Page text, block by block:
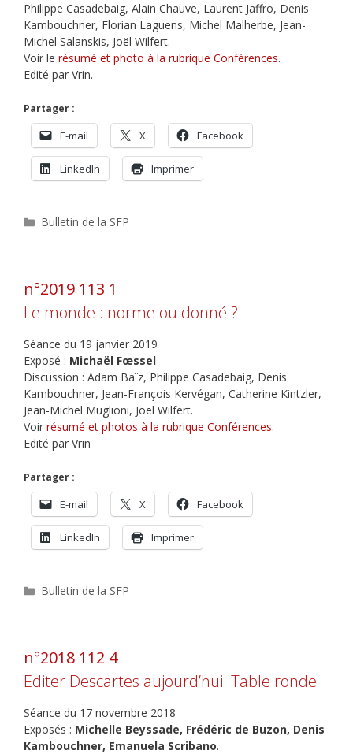
Philippe Casadebaig, Alain Chauve, Laurent Jaffro, Denis
Kambouchner, Florian Laguens, Michel Malherbe, Jean-
Michel Salanskis, Joël Wilfert.
Voir le résumé et photo à la rubrique Conférences.
Edité par Vrin.
Partager :
E-mail X Facebook
LinkedIn Imprimer
Catégories
Bulletin de la SFP
n°2019 113 1
Le monde : norme ou donné ?
Séance du 19 janvier 2019
Exposé : Michaël Fœssel
Discussion : Adam Baïz, Philippe Casadebaig, Denis
Kambouchner, Jean-François Kervégan, Catherine Kintzler,
Jean-Michel Muglioni, Joël Wilfert.
Voir résumé et photos à la rubrique Conférences.
Edité par Vrin
Partager :
E-mail X Facebook
LinkedIn Imprimer
Catégories
Bulletin de la SFP
n°2018 112 4
Editer Descartes aujourd’hui. Table ronde
Séance du 17 novembre 2018
Exposés : Michelle Beyssade, Frédéric de Buzon, Denis
Kambouchner, Emanuela Scribano.